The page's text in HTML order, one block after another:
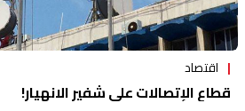
اقتصاد
قطاع الإتصالات على شفير الانهيار!